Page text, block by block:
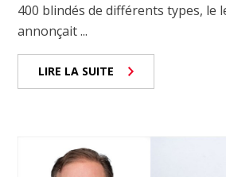
400 blindés de différents types, le
annonçait ...
LIRE LA SUITE